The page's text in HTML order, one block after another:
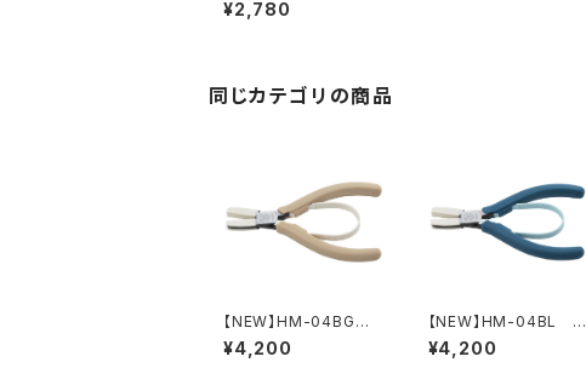
¥2,780
同じカテゴリの商品
【NEW】HM-04BG
ナイロンジョープライヤ
ー（ライトベージュ）
¥4,200
【NEW】HM-04BL ナ
イロンジョープライヤー
（ピーコックブルー）
¥4,200